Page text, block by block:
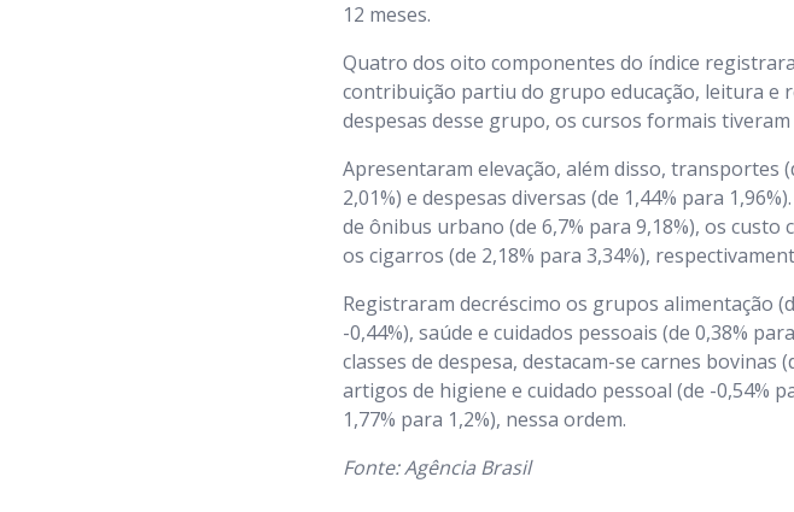
12 meses.
Quatro dos oito componentes do índice
contribuição partiu do grupo educação, leitura e
despesas desse grupo, os cursos formais
Apresentaram elevação, além disso, transportes
2,01%) e despesas diversas (de 1,44% para
de ônibus urbano (de 6,7% para 9,18%), os custo
os cigarros (de 2,18% para 3,34%),
Registraram decréscimo os grupos alimentação
-0,44%), saúde e cuidados pessoais (de 0,38%
classes de despesa, destacam-se carnes bovinas
artigos de higiene e cuidado pessoal (de -0,54%
1,77% para 1,2%), nessa ordem.
Fonte: Agência Brasil